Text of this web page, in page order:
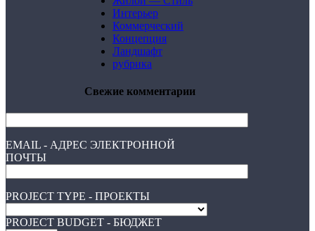
Интерьер
Коммерческий
Концепция
Ландшафт
рубрика
Свежие комментарии
EMAIL - АДРЕС ЭЛЕКТРОННОЙ
ПОЧТЫ
PROJECT TYPE - ПРОЕКТЫ
PROJECT BUDGET - БЮДЖЕТ